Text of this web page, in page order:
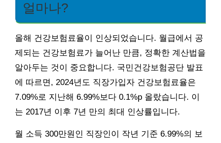
얼마나?
올해 건강보험료율이 인상되었습니다. 월급에서 공
제되는 건강보험료가 늘어난 만큼, 정확한 계산법을
알아두는 것이 중요합니다. 국민건강보험공단 발표
에 따르면, 2024년도 직장가입자 건강보험료율은
7.09%로 지난해 6.99%보다 0.1%p 올랐습니다. 이
는 2017년 이후 7년 만의 최대 인상률입니다.
월 소득 300만원인 직장인이 작년 기준 6.99%의 보